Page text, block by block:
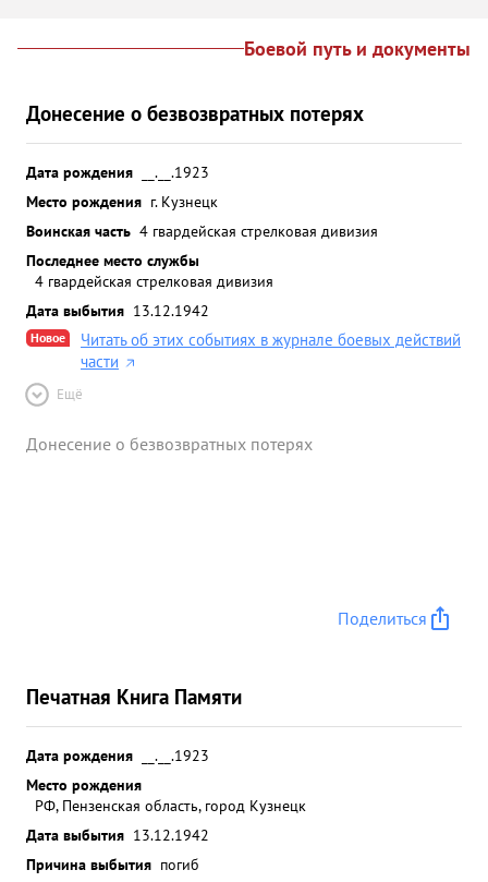
Боевой путь и документы
Донесение о безвозвратных потерях
Дата рождения
__.__.1923
Место рождения г. Кузнецк
Воинская часть 4 гвардейская стрелковая дивизия
Последнее место службы
4 гвардейская стрелковая дивизия
Дата выбытия 13.12.1942
Новое
Читать об этих событиях в журнале боевых действий
части
Ещё
Донесение о безвозвратных потерях
Поделиться
Печатная Книга Памяти
Дата рождения
__.__.1923
Место рождения
РФ, Пензенская область, город Кузнецк
Дата выбытия 13.12.1942
Причина выбытия погиб